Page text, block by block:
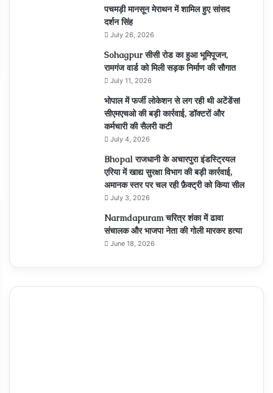
पचमड़ी मानसून मेराथन में शामिल हुए सांसद
दर्शन सिंह
July 26, 2026
Sohagpur सीसी रोड का हुआ भूमिपूजन,
रामगंज वार्ड को मिली सड़क निर्माण की सौगात
July 11, 2026
भोपाल में फर्जी लोकेशन से लग रही थी अटेंडेंस!
सीएमएचओ की बड़ी कार्रवाई, डॉक्टरों और
कर्मचारी की सैलरी कटी
July 4, 2026
Bhopal राजधानी के अचारपुरा इंडस्ट्रियल
एरिया में खाद्य सुरक्षा विभाग की बड़ी कार्रवाई,
अमानक स्तर पर चल रही फ़ैक्ट्री को किया सील
July 3, 2026
Narmdapuram चरित्र शंका में ढावा
संचालक और भाजपा नेता की गोली मारकर हत्या
June 18, 2026